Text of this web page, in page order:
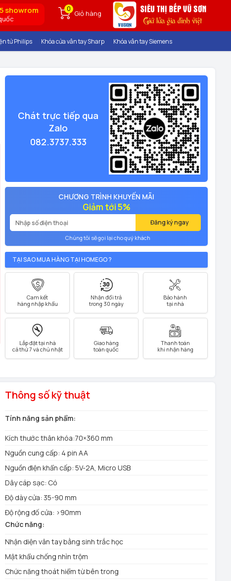
showrom 0
Giỏ hàng
tử Philips Khóa cửa vân tay Sharp Khóa vân tay Siemens
Chát trực tiếp qua
Zalo
082.3737.333
CHƯƠNG TRÌNH KHUYẾN MÃI
Giảm tới 5%
Đăng ký ngay
Chúng tôi sẽ gọi lại cho quý khách
TẠI SAO MUA HÀNG TẠI HOMEGO ?
Cam kết
hàng nhập khẩu
Nhận đổi trả
trong 30 ngày
Bảo hành
tại nhà
Lắp đặt tại nhà
cả thứ 7 và chủ nhật
Giao hàng
toàn quốc
Thanh toán
khi nhận hàng
Thông số kỹ thuật
Tính năng sản phẩm:
Kích thước thân khóa:70×360 mm
Nguồn cung cấp: 4 pin AA
Nguồn điện khẩn cấp: 5V-2A, Micro USB
Dây cáp sạc: Có
Độ dày cửa: 35-90 mm
Độ rộng đố cửa: >90mm
Chức năng:
Nhận diện vân tay bằng sinh trắc học
Mật khẩu chống nhìn trộm
Chức năng thoát hiểm từ bên trong